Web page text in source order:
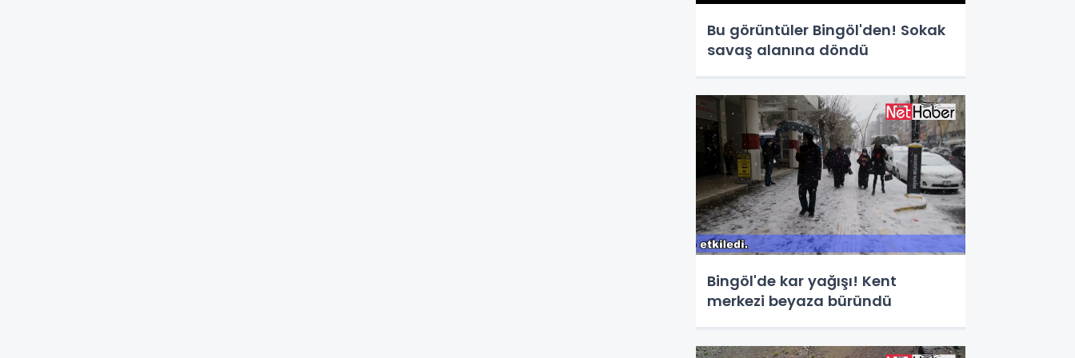
Bu görüntüler Bingöl'den! Sokak
savaş alanına döndü
Bingöl'de kar yağışı! Kent
merkezi beyaza büründü